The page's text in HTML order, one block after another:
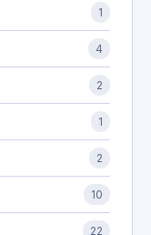
1
4
2
1
2
10
22